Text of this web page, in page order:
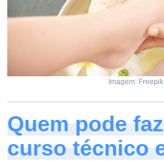
Imagem: Freepik
Quem pode
curso técnico